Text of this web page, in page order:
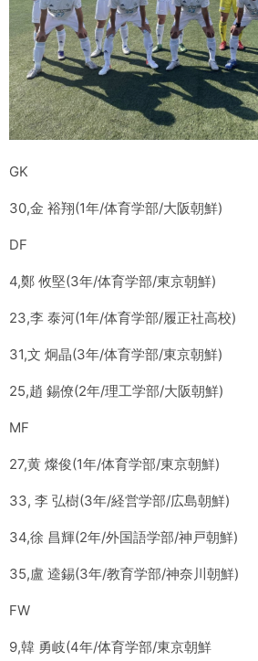
GK
30,金 裕翔(1年/体育学部/大阪朝鮮)
DF
4,鄭 攸堅(3年/体育学部/東京朝鮮)
23,李 泰河(1年/体育学部/履正社高校)
31,文 炯晶(3年/体育学部/東京朝鮮)
25,趙 錫僚(2年/理工学部/大阪朝鮮)
MF
27,黄 燦俊(1年/体育学部/東京朝鮮)
33, 李 弘樹(3年/経営学部/広島朝鮮)
34,徐 昌輝(2年/外国語学部/神戸朝鮮)
35,盧 逵錫(3年/教育学部/神奈川朝鮮)
FW
9,韓 勇岐(4年/体育学部/東京朝鮮